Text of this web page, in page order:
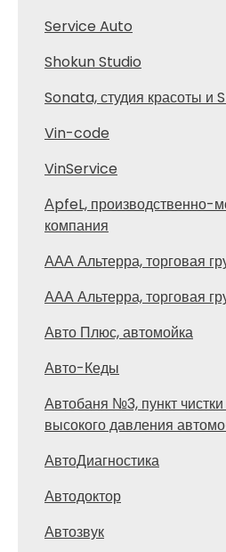
Service Auto
Shokun Studio
Sonata, студия красоты и
Vin-code
VinService
АpfeL, производственно-
компания
ААА Альтерра, торговая
ААА Альтерра, торговая
Авто Плюс, автомойка
Авто-Кеды
Автобаня №3, пункт
высокого давления
АвтоДиагностика
Автодоктор
Автозвук